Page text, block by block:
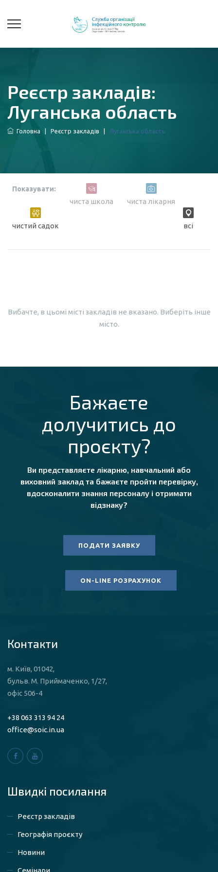
Реєстр закладів:
Луганська область
Головна Реєстр закладів Луганська область
Показувати:
чиста школа чиста лікарня
чистий садок всі
Вибачте, в цьомі місті закладів не вказано. Виберіть інше
місто.
Бажаєте
долучитись до
проєкту?
Ви представляєте лікарню, навчальний або
виховний заклад та бажаєте пройти перевірку,
вдосконалити знання персоналу і отримати
відзнаку?
ПОДАТИ ЗАЯВКУ
ON-LINE РОЗРАХУНОК
Контакти
м. Київ, 01042,
бульв. М. Приймаченко, 1/27,
офіс 506-4
+38 063 313 94 24
office@soic.in.ua
Швидкі посилaння
Реєстр закладів
Географія проєкту
Новини
Семінари